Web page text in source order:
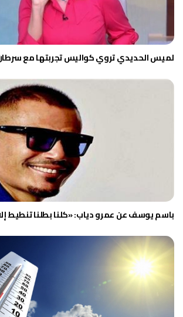
لميس الحديدي تروي كواليس تجربتها مع
باسم يوسف عن عمرو دياب: «كلنا بطلنا تنطيط